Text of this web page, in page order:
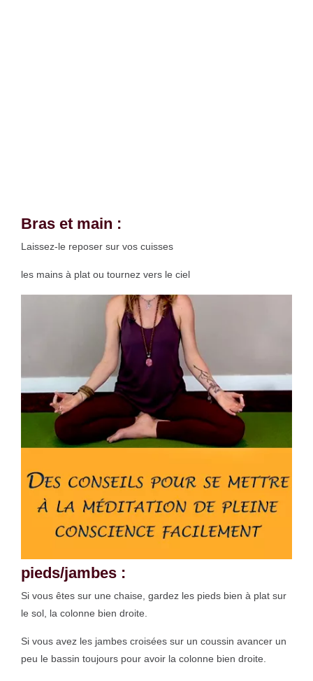
Bras et main :
Laissez-le reposer sur vos cuisses
les mains à plat ou tournez vers le ciel
pieds/jambes :
Si vous êtes sur une chaise, gardez les pieds bien à plat sur
le sol, la colonne bien droite.
Si vous avez les jambes croisées sur un coussin avancer un
peu le bassin toujours pour avoir la colonne bien droite.